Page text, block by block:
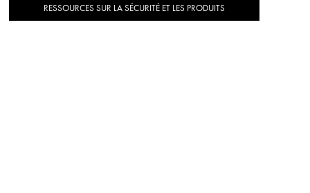
RESSOURCES SUR LA SÉCURITÉ ET LES PRODUITS